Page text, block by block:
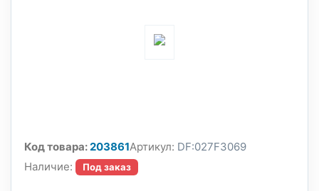
Код товара:203861Артикул: DF:027F3069
Наличие:
Под заказ